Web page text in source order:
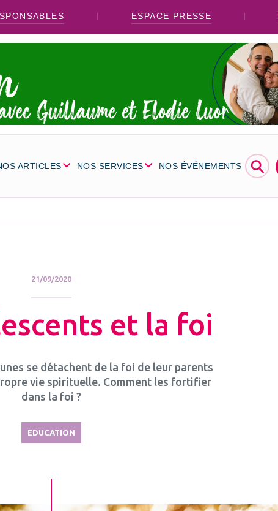
ESPACE PRESSE
ARTICLES NOS SERVICES NOS ÉVÉNEMENTS ⚲
21/09/2020
et la foi
se détachent de la foi de leur parents
vie spirituelle. Comment les fortifier
dans la foi ?
EDUCATION